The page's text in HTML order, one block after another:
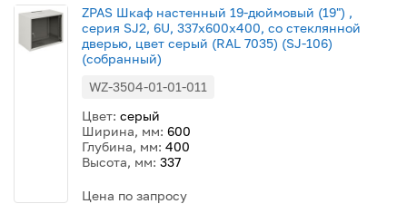
ZPAS Шкаф настенный 19-дюймовый (19") ,
серия SJ2, 6U, 337x600х400, со стеклянной
дверью, цвет серый (RAL 7035) (SJ-106)
(собранный)
WZ-3504-01-01-011
Цвет: серый
Ширина, мм: 600
Глубина, мм: 400
Высота, мм: 337
Цена по запросу